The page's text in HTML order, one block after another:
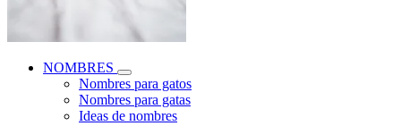
NOMBRES
Nombres para gatos
Nombres para gatas
Ideas de nombres